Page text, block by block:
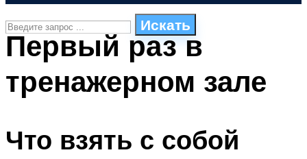
Искать
СТИЛИ ПЛАВАНЬЯ
ПЛАВАНЬЕ ДЛЯ ДЕТЕЙ
ОЧИСТКА БАССЕЙНОВ
Первый раз в
тренажерном зале
Что взять с собой